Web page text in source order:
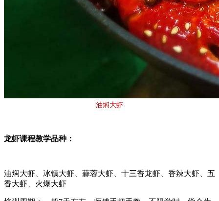
油焖大虾
龙虾课程教学品种：
油焖大虾、冰镇大虾、蒜蓉大虾、十三香龙虾、香辣大虾、五
香大虾、火爆大虾